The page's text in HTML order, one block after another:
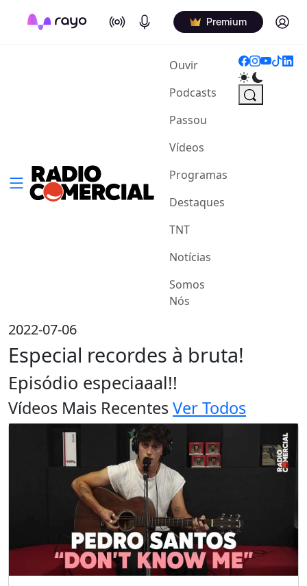
On Air Podcasts Premium Log in
Ouvir(current)
Podcasts
Passou
Vídeos
Programas
Destaques
TNT
Notícias
Somos
Nós
2022-07-06
Especial recordes à bruta!
Episódio especiaaal!!
Vídeos Mais RecentesVer Todos